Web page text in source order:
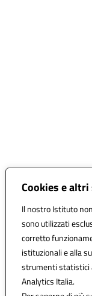
Cookies e
Il nostro Istituto
sono utilizzati
corretto
istituzionali e alla
strumenti statistici
Analytics Italia.